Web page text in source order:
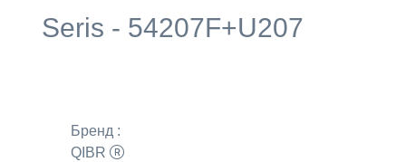
Seris - 54207F+U207
Бренд :
QIBR